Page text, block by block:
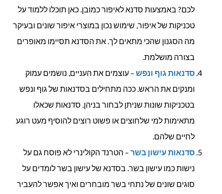
לכם? באמצעות סדנא לאיפור כמובן. כאן תוכלו ללמוד על
טכניקות של איפור, שימוש נכון במוצרי איפור שונים ובעיקר
מה הסגנון שהכי מתאים לך. את הסדנא תסיימו מאופרים
בצורה מושלמת.
סדנאות גוף ונפש – עוצמים את העניים, נושמים עמוק
ומנקים את הראש. ככה מתחילים בסדנאות של גוף ונפש
בטכניקות שונות שניתן לבחור בניהן. סדנאות שכאלו
מתאימות למי שלחוצים או פשוט רוצים להוסיף מעט רוגע
לחיים שלהם.
סדנאות עישון בשר – הטרנד הקולינרי לא פוסח גם על
נישות כמו עישון בשר. בסדנא של עישון בשר לומדים על
סוגים שונים של נתחי בשר מובחרים ואיך אפשר להעביר